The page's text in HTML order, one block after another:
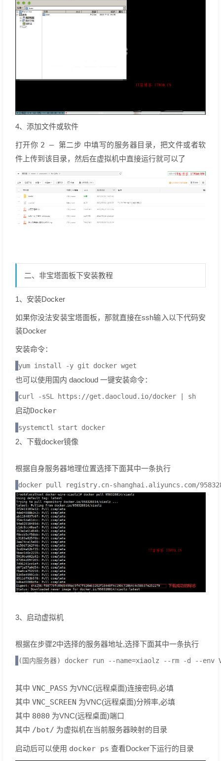
4、添加文件或软件
打开你 2 — 第二步 中填写的服务器目录，把文件或者软
件上传到该目录，然后在虚拟机中直接运行就可以了
二、非宝塔面板下安装教程
1、安装Docker
如果你没法安装宝塔面板，那就直接在ssh输入以下代码安
装Docker
安装命令：
yum install -y git docker wget
也可以使用国内 daocloud 一键安装命令：
curl -sSL https://get.daocloud.io/docker | sh
启动Docker
systemctl start docker
2、下载docker镜像
根据自身服务器地理位置选择下面其中一条执行
docker pull registry.cn-shanghai.aliyuncs.com/
3、启动虚拟机
根据在步骤2中选择的服务器地址,选择下面其中一条执行
(国内服务器) docker run --name=xiaolz --rm -d --env
其中 VNC_PASS 为VNC(远程桌面)连接密码,必填
其中 VNC_SCREEN 为VNC(远程桌面)分辨率,必填
其中 8080 为VNC(远程桌面)端口
其中 /bot/ 为虚拟机在当前服务器映射的目录
启动后可以使用 docker ps 查看Docker下运行的目录